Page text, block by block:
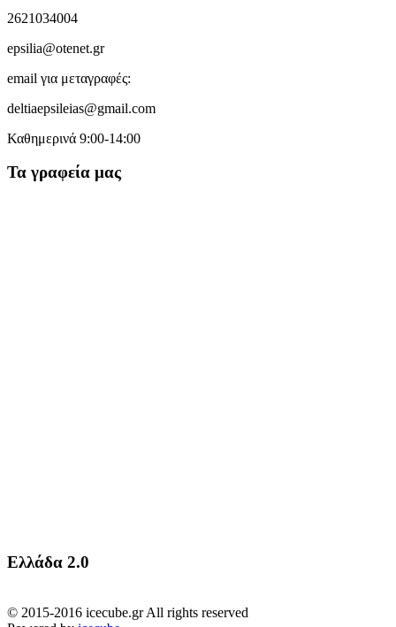
2621034004
epsilia@otenet.gr
email για μεταγραφές:
deltiaepsileias@gmail.com
Καθημερινά 9:00-14:00
Τα γραφεία μας
Ελλάδα 2.0
© 2015-2016 icecube.gr All rights reserved